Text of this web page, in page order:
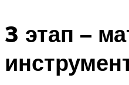
3 этап –